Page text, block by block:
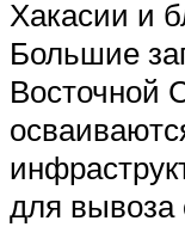
Хакасии и
Большие
Восточной
для вывоза